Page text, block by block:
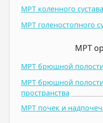
МРТ коленного сустава
МРТ голеностопного
МРТ
МРТ брюшной полости
МРТ брюшной
пространства
МРТ почек и